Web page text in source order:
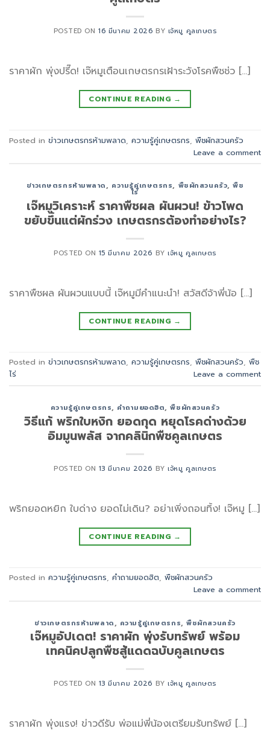
POSTED ON16 มีนาคม 2026 BY เจ้หมู คูลเกษตร
ราคาผัก พุ่งปรี๊ด! เจ๊หมูเตือนเกษตรกรเฝ้าระวังโรคพืชช่ว […]
CONTINUE READING →
Posted in ข่าวเกษตรกรห้ามพลาด ความรู้คู่เกษตรกร พืชผักสวนครัว
Leave a comment
ข่าวเกษตรกรห้ามพลาด, ความรู้คู่เกษตรกร, พืชผักสวนครัว,พืช
ไร่
เจ๊หมูวิเคราะห์ ราคาพืชผล ผันผวน! ข้าวโพด
ขยับขึ้นแต่ผักร่วง เกษตรกรต้องทำอย่างไร?
POSTED ON 15 มีนาคม 2026 BYเจ้หมู คูลเกษตร
ราคาพืชผล ผันผวนแบบนี้ เจ๊หมูมีคำแนะนำ! สวัสดีจ้าพี่น้อ […]
CONTINUE READING →
Posted in ข่าวเกษตรกรห้ามพลาด, ความรู้คู่เกษตรกร, พืชผักสวนครัว, พืช
ไร่
Leave a comment
ความรู้คู่เกษตรกร, คำถามยอดฮิต,พืชผักสวนครัว
วิธีแก้ พริกใบหงิก ยอดกุด หยุดโรคด่างด้วย
อิมมูนพลัส จากคลินิกพืชคูลเกษตร
POSTED ON 13 มีนาคม 2026 BYเจ้หมู คูลเกษตร
พริกยอดหยิก ใบด่าง ยอดไม่เดิน? อย่าเพิ่งถอนทิ้ง! เจ๊หมู […]
CONTINUE READING →
Posted in ความรู้คู่เกษตรกร, คำถามยอดฮิต, พืชผักสวนครัว
Leave a comment
ข่าวเกษตรกรห้ามพลาด, ความรู้คู่เกษตรกร,พืชผักสวนครัว
เจ๊หมูอัปเดต! ราคาผัก พุ่งรับทรัพย์ พร้อม
เทคนิคปลูกพืชสู้แดดฉบับคูลเกษตร
POSTED ON 13 มีนาคม 2026 BYเจ้หมู คูลเกษตร
ราคาผัก พุ่งแรง! ข่าวดีรับ พ่อแม่พี่น้องเตรียมรับทรัพย์ […]